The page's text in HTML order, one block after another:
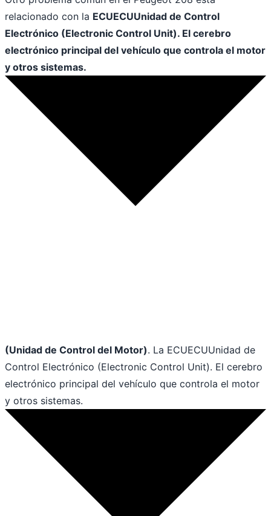
relacionado con la ECUECUUnidad de Control
Electrónico (Electronic Control Unit). El cerebro
electrónico principal del vehículo que controla el motor
y otros sistemas.
(Unidad de Control del Motor). La ECUECUUnidad de
Control Electrónico (Electronic Control Unit). El cerebro
electrónico principal del vehículo que controla el motor
y otros sistemas.